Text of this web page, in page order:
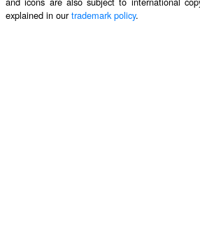
explained in ourtrademark policy.